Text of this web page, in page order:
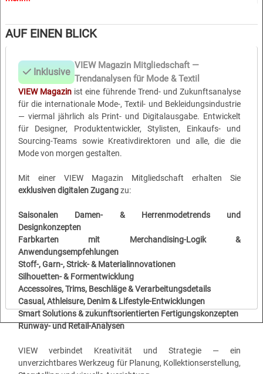
Entdecken Sie zwei Jahre tiefgehender Einblicke: vergangene
Saisonanalysen, Trendentwicklungen, Materialinnovationen und
mehr.
Download von bis zu 5 vollständigen Ausgaben (PDF)
Speichern Sie Ihre ausgewählten Ausgaben für Offline-Nutzung,
Team-Referenzen, Präsentationen oder Trendräume.
Saisonale Trendrichtungen für Damen- & Herrenmode
Farbtrends & Anwendungsempfehlungen
Stoff-, Garn-, Strick- & Materialentwicklungen
Schlüsselformen, Silhouetten & Konstruktionen
Prints, Muster & grafische Trends
Accessoires, Trims, Labels & Detailentwicklung
Ready-to-Wear, Casual, Athleisure & Denim
Zukunft des Machens & strategische Einblicke
Berichte über Designstrategie, Markenentwicklung,
Nachhaltigkeitsinnovationen, Konsumtrends und neue Wertsysteme.
Kurz- & langfristige Trendprognosen (6–24 Monate)
Frühe Signale + strategische Richtung für Kollektion, Konzeptdesign
und Produktentwicklung.
AUF EINEN BLICK
Inklusive
VIEW Magazin Mitgliedschaft —
Trendanalysen für Mode & Textil
VIEW Magazin ist eine führende Trend- und Zukunftsanalyse
für die internationale Mode-, Textil- und Bekleidungsindustrie
— viermal jährlich als Print- und Digitalausgabe. Entwickelt
für Designer, Produktentwickler, Stylisten, Einkaufs- und
Sourcing-Teams sowie Kreativdirektoren und alle, die die
Mode von morgen gestalten.
Mit einer VIEW Magazin Mitgliedschaft erhalten Sie
exklusiven digitalen Zugangzu:
Saisonalen Damen- & Herrenmodetrends und
Designkonzepten
Farbkarten mit Merchandising-Logik &
Anwendungsempfehlungen
Stoff-, Garn-, Strick- & Materialinnovationen
Silhouetten- & Formentwicklung
Accessoires, Trims, Beschläge & Verarbeitungsdetails
Casual, Athleisure, Denim & Lifestyle-Entwicklungen
Smart Solutions & zukunftsorientierten Fertigungskonzepten
Runway- und Retail-Analysen
VIEW verbindet Kreativität und Strategie — ein
unverzichtbares Werkzeug für Planung, Kollektionserstellung,